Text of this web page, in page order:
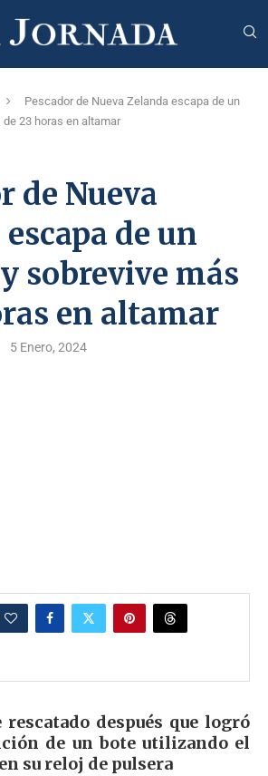
Pescador de Nueva Zelanda escapa de un
23 horas en altamar
de Nueva
de un
sobrevive más
en altamar
5 Enero, 2024
después que logró
de un bote utilizando el
su reloj de pulsera